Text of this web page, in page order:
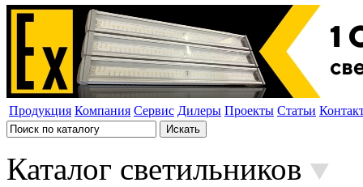
Продукция Компания Сервис Дилеры Проекты Статьи
Каталог светильников